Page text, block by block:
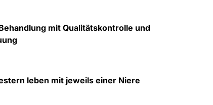
mit Qualitätskontrolle und
leben mit jeweils einer Niere